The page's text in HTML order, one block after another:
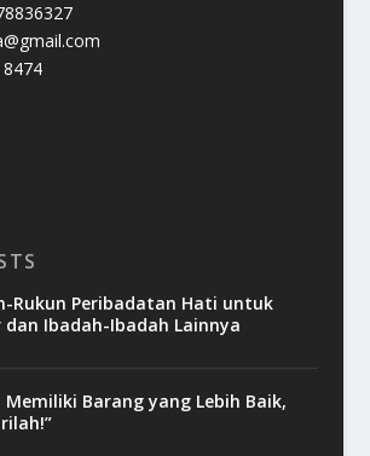
Rukun Peribadatan Hati untuk
dan Ibadah-Ibadah Lainnya
Memiliki Barang yang Lebih Baik,